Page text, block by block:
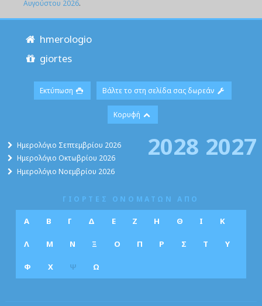
Αυγούστου 2026.
hmerologio
giortes
Εκτύπωση Βάλτε το στη σελίδα σας δωρεάν
Κορυφή
Ημερολόγιο Σεπτεμβρίου 2026
Ημερολόγιο Οκτωβρίου 2026
Ημερολόγιο Νοεμβρίου 2026
2027
2028
ΓΙΟΡΤΕΣ ΟΝΟΜΑΤΩΝ ΑΠΟ
Α Β Γ Δ Ε Ζ Η Θ Ι Κ
Λ Μ Ν Ξ Ο Π Ρ Σ Τ Υ
Φ Χ Ψ Ω